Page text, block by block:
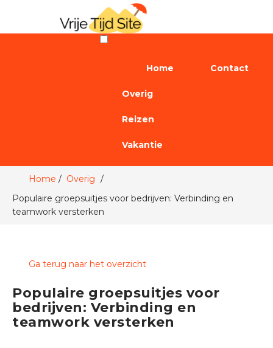
Home Contact
Overig
Reizen
Vakantie
Home
Overig
Populaire groepsuitjes voor bedrijven: Verbinding en
teamwork versterken
Ga terug naar het overzicht
Populaire groepsuitjes voor
bedrijven: Verbinding en
teamwork versterken